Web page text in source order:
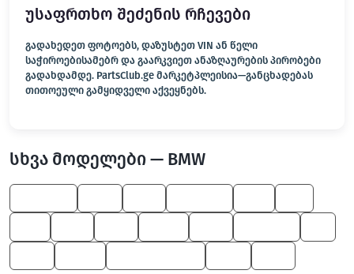
უსაფრთხო შეძენის რჩევები
გადახედეთ ფოტოებს, დაზუსტეთ VIN ან წელი
საჭიროებისამებრ და გაარკვიეთ ანაზღაურების პირობები
გადახდამდე. PartsClub.ge მარკეტპლეისია—განცხადებას
თითოეული გამყიდველი აქვეყნებს.
სხვა მოდელები — BMW